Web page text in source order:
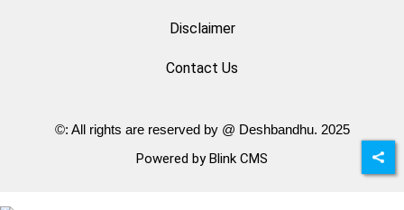
Disclaimer
Contact Us
©: All rights are reserved by @ Deshbandhu. 2025
Powered by Blink CMS